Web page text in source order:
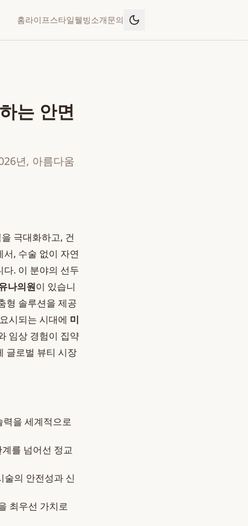
홈라이프스타일웰빙소개문의
는 안면
년, 아름다움
극대화하고, 건
, 수술 없이 자연
. 이 분야의 선두
나의원이 있습니
형 솔루션을 제공
시되는 시대에 미
임상 경험이 집약
글로벌 뷰티 시장
을 세계적으로
를 넘어선 정교
술의 안전성과 신
최우선 가치로